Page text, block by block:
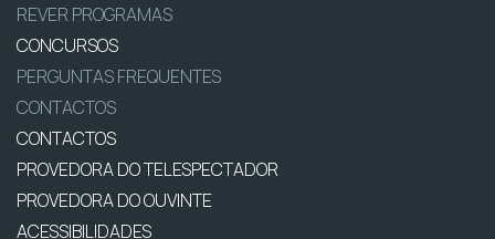
REVER PROGRAMAS
CONCURSOS
PERGUNTAS FREQUENTES
CONTACTOS
CONTACTOS
PROVEDORA DO TELESPECTADOR
PROVEDORA DO OUVINTE
ACESSIBILIDADES